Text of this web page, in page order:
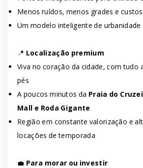
Menos ruídos, menos grades e
Um modelo inteligente de urbanidade
📍 Localização premium
Viva no coração da cidade, com tudo
pés
A poucos minutos da Praia do
Mall e Roda Gigante
Região em constante valorização e
locações de temporada
💼 Para morar ou investir